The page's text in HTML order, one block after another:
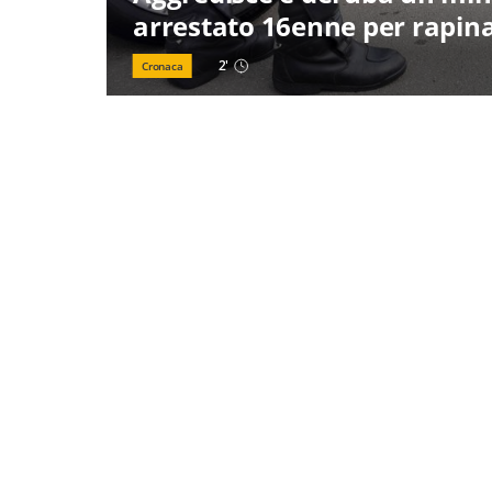
arrestato 16enne per
Cronaca 2'